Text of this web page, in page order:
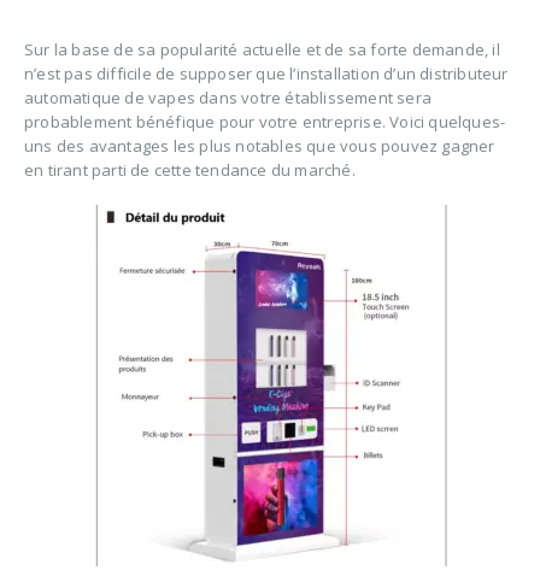
Sur la base de sa popularité actuelle et de sa forte demande, il
n’est pas difficile de supposer que l’installation d’un distributeur
automatique de vapes dans votre établissement sera
probablement bénéfique pour votre entreprise. Voici quelques-
uns des avantages les plus notables que vous pouvez gagner
en tirant parti de cette tendance du marché.